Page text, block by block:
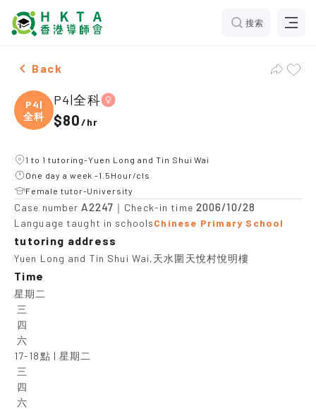
搜索
One Male & One Female P4|全科，Yuen Long and Tin
Back
P4|
全科
P4|全科
$80/hr
1 to 1 tutoring-Yuen Long and Tin Shui Wai
One day a week -1.5Hour/cls
Female tutor-University
Case number A2247 ｜Check-in time 2006/10/28
Language taught in schoolsChinese Primary School
tutoring address
Yuen Long and Tin Shui Wai,天水圍天悅村悅明樓
Time
星期二
六
17-18點 | 星期二
六